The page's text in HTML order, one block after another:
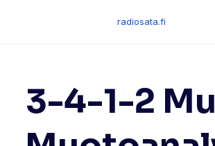
radiosata.fi
3-4-1-2